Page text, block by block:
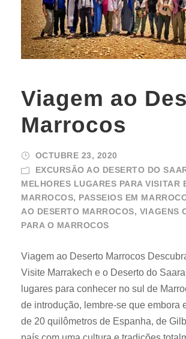
Viagem ao
Marrocos
OCTUBRE 23, 2020
EXCURSÃO AO DESERTO DO
MELHORES LUGARES PARA VISITAR
MARROCOS, PASSEIOS EM
AO DESERTO MARROCOS, VIAGENS
PARA O MARROCOS
Viagem ao Deserto Marrocos
Visite Marrakech e o Deserto do
lugares para conhecer no sul de
de introdução, lembre-se que embora
de 20 quilômetros de Espanha, de